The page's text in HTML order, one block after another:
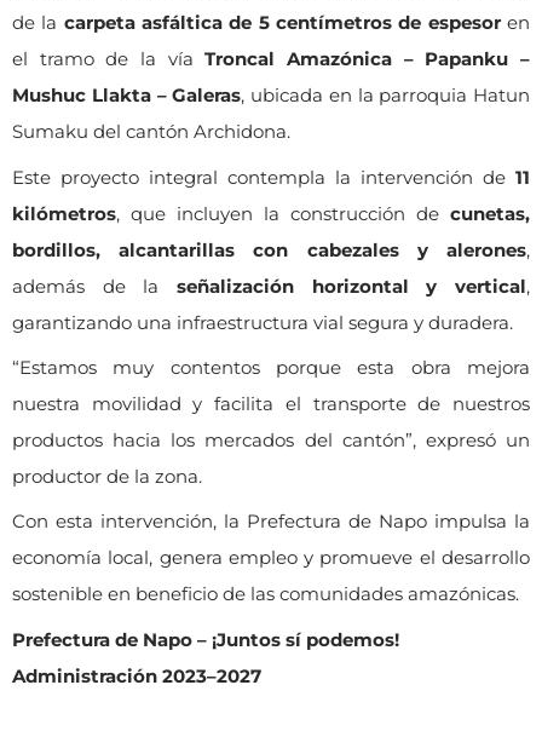
de la carpeta asfáltica de 5 centímetros de espesoren
el tramo de la víaTroncal Amazónica – Papanku –
Mushuc Llakta – Galeras, ubicada en la parroquia Hatun
Sumaku del cantón Archidona.
Este proyecto integral contempla la intervención de 11
kilómetros, que incluyen la construcción de cunetas,
bordillos, alcantarillas con cabezales y alerones,
además de la señalización horizontal y vertical,
garantizando una infraestructura vial segura y duradera.
“Estamos muy contentos porque esta obra mejora
nuestra movilidad y facilita el transporte de nuestros
productos hacia los mercados del cantón”, expresó un
productor de la zona.
Con esta intervención, la Prefectura de Napo impulsa la
economía local, genera empleo y promueve el desarrollo
sostenible en beneficio de las comunidades amazónicas.
Prefectura de Napo – ¡Juntos sí podemos!
Administración 2023–2027